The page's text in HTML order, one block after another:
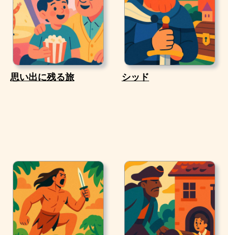
思い出に残る旅 シッド